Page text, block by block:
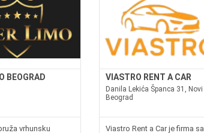
BEOGRAD
vrhunsku
VIASTRO RENT A CAR
Danila Lekića Španca 31, Novi
Beograd
Viastro Rent a Car je firma sa